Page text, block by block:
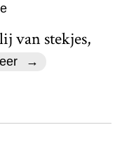
van stekjes,